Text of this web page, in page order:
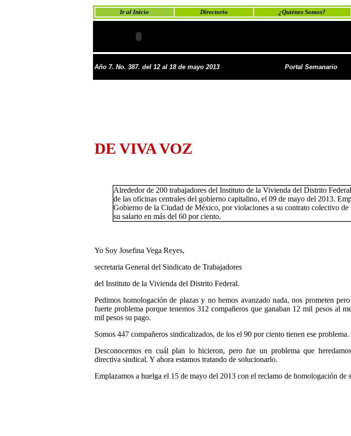
Ir al Inicio Directorio ¿Quiénes Somos?
Año 7. No. 387. del 12 al 18 de mayo 2013 Portal Semanario
DE VIVA VOZ
Alrededor de 200 trabajadores del Instituto de la Vivienda del Distrito
de las oficinas centrales del gobierno capitalino, el 09 de mayo del 2013.
Gobierno de la Ciudad de México, por violaciones a su contrato colectivo de
su salario en más del 60 por ciento.
Yo Soy Josefina Vega Reyes,
secretaria General del Sindicato de Trabajadores
del Instituto de la Vivienda del Distrito Federal.
Pedimos homologación de plazas y no hemos avanzado nada, nos prometen
fuerte problema porque tenemos 312 compañeros que ganaban 12 mil pesos al
mil pesos su pago.
Somos 447 compañeros sindicalizados, de los el 90 por ciento tienen ese
Desconocemos en cuál plan lo hicieron, pero fue un problema que
directiva sindical. Y ahora estamos tratando de solucionarlo.
Emplazamos a huelga el 15 de mayo del 2013 con el reclamo de homologación de